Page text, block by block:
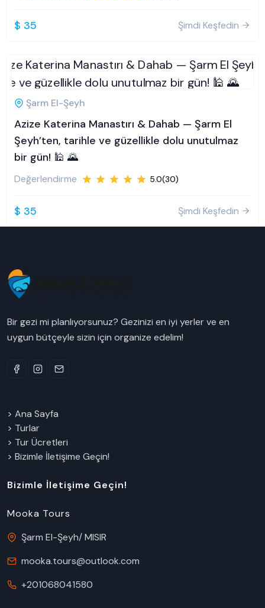
$ 35 Şimdi Keşfedin
Şarm El-Şeyh
Azize Katerina Manastırı & Dahab — Şarm El
Şeyh’ten, tarihle ve güzellikle dolu unutulmaz
bir gün! 🕌 🌄
Değerlendirme 5.0(30)
$ 35 Şimdi Keşfedin
Bir gezi mi planlıyorsunuz? Gezinizi en iyi yerler ve en
uygun bütçeyle sizin için organize edelim!
> Ana Sayfa
> Turlar
> Tur Ücretleri
> Bizimle İletişime Geçin!
Bizimle İletişime Geçin!
Mooka Tours
Şarm El-Şeyh/ MISIR
mooka.tours@outlook.com
+201068041580